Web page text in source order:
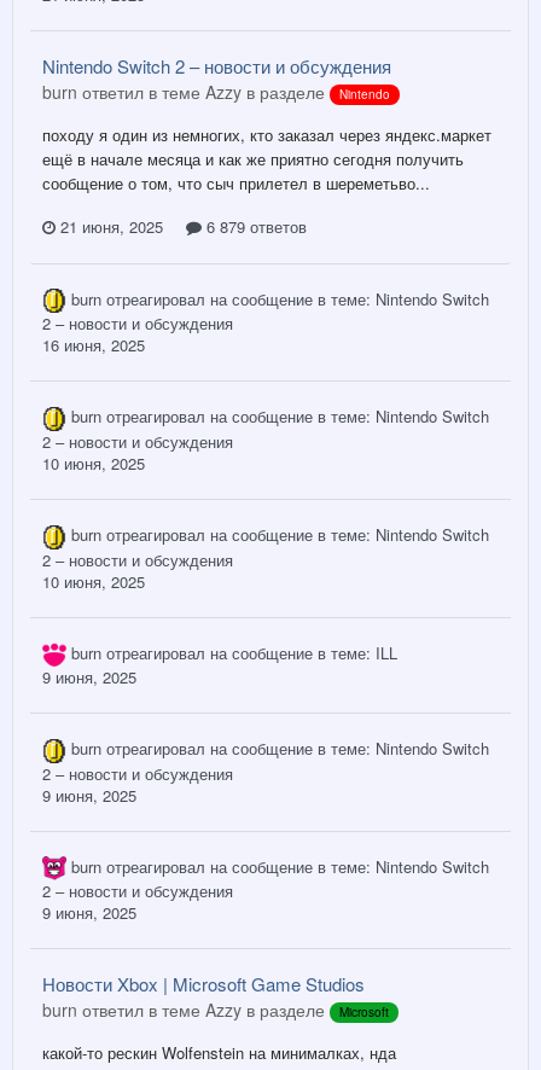
Nintendo Switch 2 – новости и обсуждения
burn ответил в теме Azzy в разделе Nintendo
походу я один из немногих, кто заказал через яндекс.маркет
ещё в начале месяца и как же приятно сегодня получить
сообщение о том, что сыч прилетел в шереметьво...
21 июня, 2025
6 879 ответов
burn отреагировал на сообщение в теме: Nintendo Switch
2 – новости и обсуждения
16 июня, 2025
burn отреагировал на сообщение в теме: Nintendo Switch
2 – новости и обсуждения
10 июня, 2025
burn отреагировал на сообщение в теме: Nintendo Switch
2 – новости и обсуждения
10 июня, 2025
burn отреагировал на сообщение в теме: ILL
9 июня, 2025
burn отреагировал на сообщение в теме: Nintendo Switch
2 – новости и обсуждения
9 июня, 2025
burn отреагировал на сообщение в теме: Nintendo Switch
2 – новости и обсуждения
9 июня, 2025
Новости Xbox | Microsoft Game Studios
burn ответил в теме Azzy в разделе Microsoft
какой-то рескин Wolfenstein на минималках, нда